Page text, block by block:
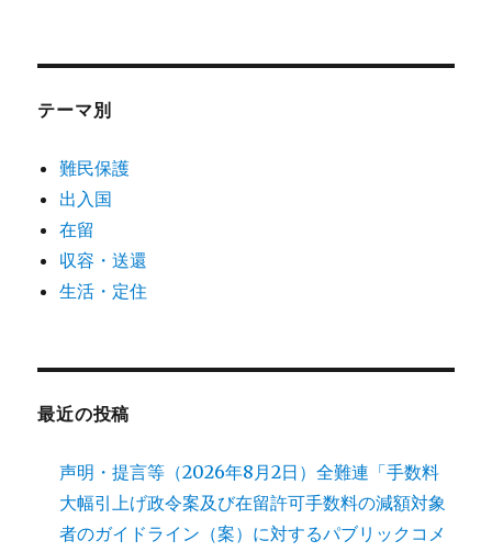
テーマ別
難民保護
出入国
在留
収容・送還
生活・定住
最近の投稿
声明・提言等（2026年8月2日）全難連「手数料
大幅引上げ政令案及び在留許可手数料の減額対象
者のガイドライン（案）に対するパブリックコメ